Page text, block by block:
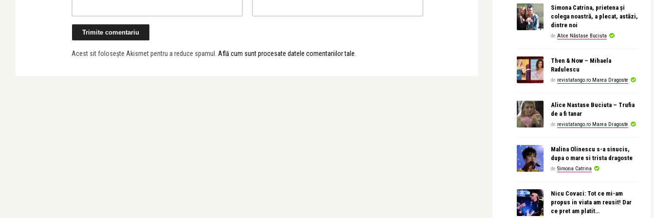
Acest sit folosește Akismet pentru a reduce spamul. Află cum sunt procesate datele comentariilor tale.
Simona Catrina, prietena și
colega noastră, a plecat, astăzi,
dintre noi
de Alice Năstase Buciuta
Then & Now – Mihaela
Radulescu
de revistatango.ro Marea Dragoste
Alice Nastase Buciuta – Trufia
de a fi tanar
de revistatango.ro Marea Dragoste
Malina Olinescu s-a sinucis,
dupa o mare si trista dragoste
de Simona Catrina
Nicu Covaci: Tot ce mi-am
propus in viata am reusit! Dar
ce pret am platit…